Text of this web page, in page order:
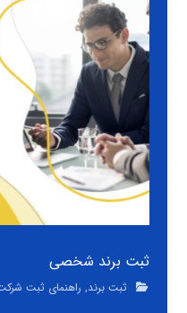
ثبت برند شخصی
ثبت برند, راهنمای ثبت